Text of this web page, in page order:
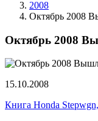
2008
Октябрь 2008
Октябрь 2008
15.10.2008
Книга Honda